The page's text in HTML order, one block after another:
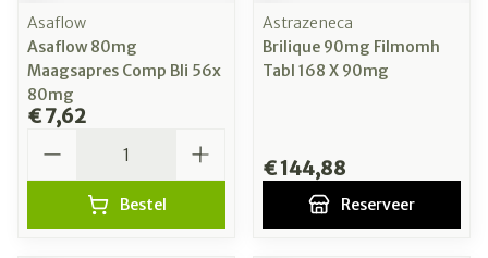
Asaflow
Asaflow 80mg
Maagsapres Comp Bli 56x
80mg
€ 7,62
Bestel
Astrazeneca
Brilique 90mg Filmomh
Tabl 168 X 90mg
€ 144,88
Reserveer